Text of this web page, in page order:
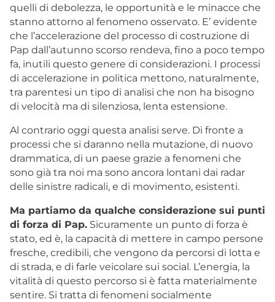
quelli di debolezza, le opportunità e le minacce che
stanno attorno al fenomeno osservato. E’ evidente
che l’accelerazione del processo di costruzione di
Pap dall’autunno scorso rendeva, fino a poco tempo
fa, inutili questo genere di considerazioni. I processi
di accelerazione in politica mettono, naturalmente,
tra parentesi un tipo di analisi che non ha bisogno
di velocità ma di silenziosa, lenta estensione.
Al contrario oggi questa analisi serve. Di fronte a
processi che si daranno nella mutazione, di nuovo
drammatica, di un paese grazie a fenomeni che
sono già tra noi ma sono ancora lontani dai radar
delle sinistre radicali, e di movimento, esistenti.
Ma partiamo da qualche considerazione sui punti
di forza di Pap. Sicuramente un punto di forza è
stato, ed è, la capacità di mettere in campo persone
fresche, credibili, che vengono da percorsi di lotta e
di strada, e di farle veicolare sui social. L’energia, la
vitalità di questo percorso si è fatta materialmente
sentire. Si tratta di fenomeni socialmente